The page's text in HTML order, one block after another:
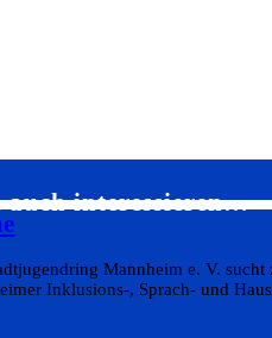
auch interessieren…
Mannheim e. V.
Inklusions-, Sprach- und